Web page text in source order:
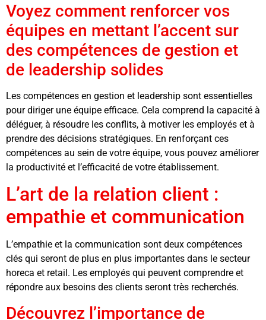
Voyez comment renforcer vos
équipes en mettant l’accent sur
des compétences de gestion et
de leadership solides
Les compétences en gestion et leadership sont essentielles
pour diriger une équipe efficace. Cela comprend la capacité à
déléguer, à résoudre les conflits, à motiver les employés et à
prendre des décisions stratégiques. En renforçant ces
compétences au sein de votre équipe, vous pouvez améliorer
la productivité et l’efficacité de votre établissement.
L’art de la relation client :
empathie et communication
L’empathie et la communication sont deux compétences
clés qui seront de plus en plus importantes dans le secteur
horeca et retail. Les employés qui peuvent comprendre et
répondre aux besoins des clients seront très recherchés.
Découvrez l’importance de